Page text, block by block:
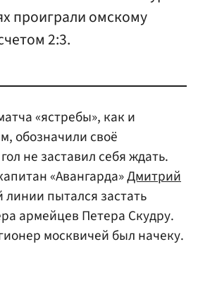
проиграли омскому
2:3.
«ястребы», как и
обозначили своё
не заставил себя ждать.
«Авангарда»Дмитрий
линии пытался застать
армейцев Петера Скудру.
москвичей был начеку.